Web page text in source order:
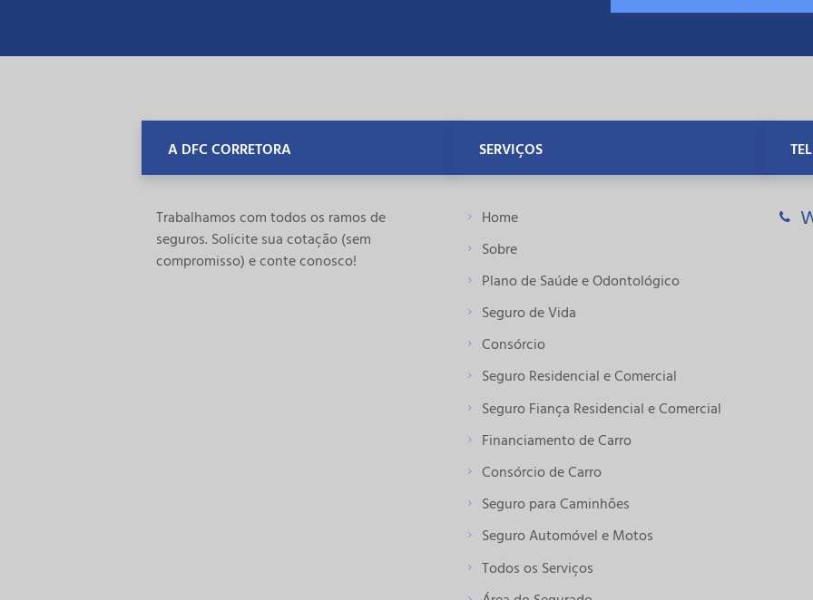
A DFC CORRETORA
Trabalhamos com todos os ramos de
seguros. Solicite sua cotação (sem
compromisso) e conte conosco!
SERVIÇOS
Home
Sobre
Plano de Saúde e Odontológico
Segurode Vida
Consórcio
SeguroResidencial e Comercial
Seguro Fiança Residencial e Comercial
Financiamentode Carro
Consórcio deCarro
Seguro paraCaminhões
SeguroAutomóvel e Motos
Todos os Serviços